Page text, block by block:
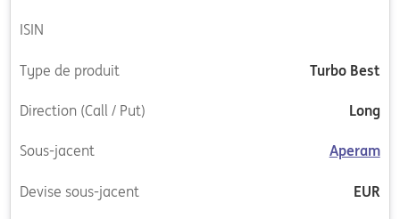
ISIN
Type de produit Turbo Best
Direction (Call / Put) Long
Sous-jacent Aperam
Devise sous-jacent EUR